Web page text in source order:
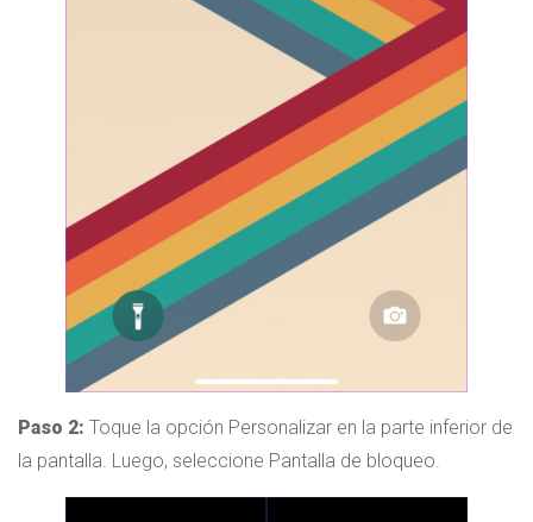
Paso 2: Toque la opción Personalizar en la parte inferior de
la pantalla. Luego, seleccione Pantalla de bloqueo.